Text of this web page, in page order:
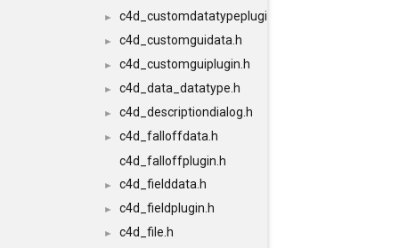
► c4d_customdatatypeplugin.h
► c4d_customguidata.h
► c4d_customguiplugin.h
► c4d_data_datatype.h
► c4d_descriptiondialog.h
►
c4d_falloffdata.h
c4d_falloffplugin.h
► c4d_fielddata.h
► c4d_fieldplugin.h
► c4d_file.h